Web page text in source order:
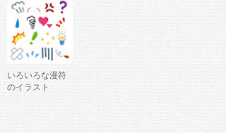
いろいろな漫符
のイラスト